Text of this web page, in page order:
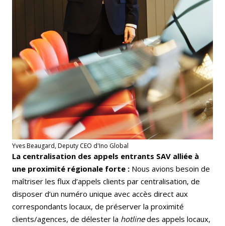
Yves Beaugard, Deputy CEO d'Ino Global
La centralisation des appels entrants SAV alliée à
une proximité régionale forte : Nous avions besoin de
maîtriser les flux d’appels clients par centralisation, de
disposer d’un numéro unique avec accès direct aux
correspondants locaux, de préserver la proximité
clients/agences, de délester la hotlinedes appels locaux,